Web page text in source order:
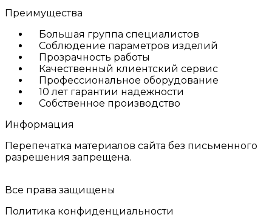
Преимущества
Большая группа специалистов
Соблюдение параметров изделий
Прозрачность работы
Качественный клиентский сервис
Профессиональное оборудование
10 лет гарантии надежности
Собственное производство
Информация
Перепечатка материалов сайта без письменного
разрешения запрещена.
Все права защищены
Политика конфиденциальности